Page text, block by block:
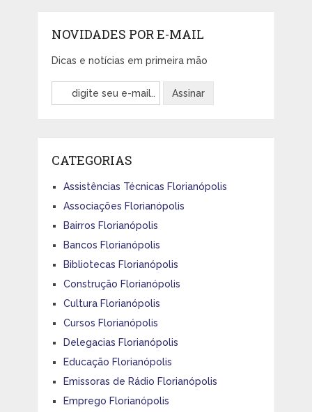
NOVIDADES POR E-MAIL
Dicas e notícias em primeira mão
CATEGORIAS
Assistências Técnicas Florianópolis
Associações Florianópolis
Bairros Florianópolis
Bancos Florianópolis
Bibliotecas Florianópolis
Construção Florianópolis
Cultura Florianópolis
Cursos Florianópolis
Delegacias Florianópolis
Educação Florianópolis
Emissoras de Rádio Florianópolis
Emprego Florianópolis